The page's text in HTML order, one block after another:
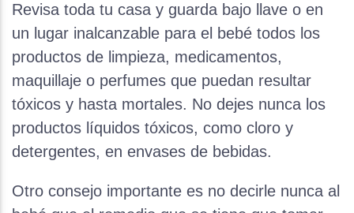
Revisa toda tu casa y guarda bajo llave o en
un lugar inalcanzable para el bebé todos los
productos de limpieza, medicamentos,
maquillaje o perfumes que puedan resultar
tóxicos y hasta mortales. No dejes nunca los
productos líquidos tóxicos, como cloro y
detergentes, en envases de bebidas.
Otro consejo importante es no decirle nunca al